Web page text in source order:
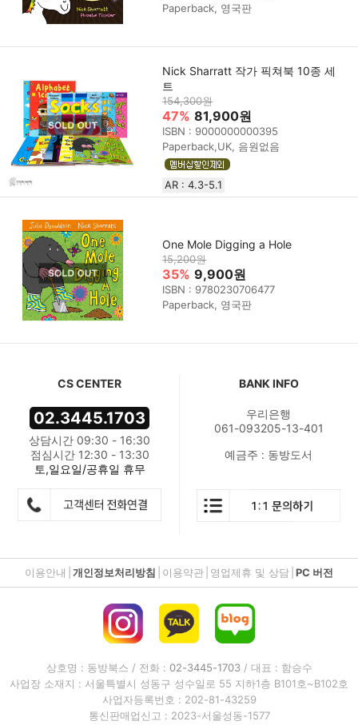
Paperback, 영국판
Nick Sharratt 작가 픽쳐북 10종 세
트
154,300원
47% 81,900원
ISBN : 9000000000395
Paperback,UK, 음원없음
AR : 4.3-5.1
One Mole Digging a Hole
15,200원
35% 9,900원
ISBN : 9780230706477
Paperback, 영국판
CS CENTER
02.3445.1703
상담시간 09:30 - 16:30
점심시간 12:30 - 13:30
토,일요일/공휴일 휴무
BANK INFO
우리은행
061-093205-13-401
예금주 : 동방도서
이용안내 개인정보처리방침 이용약관 영업제휴 및 상담 PC 버전
상호명 : 동방북스 / 전화 : 02-3445-1703/ 대표 : 함승수
사업장 소재지 : 서울특별시 성동구 성수일로 55 지하1층 B101호~B102호
사업자등록번호 : 202-81-43259
통신판매업신고 : 2023-서울성동-1577